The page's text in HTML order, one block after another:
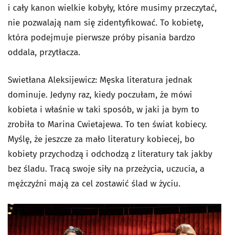
i cały kanon wielkie kobyły, które musimy przeczytać,
nie pozwalają nam się zidentyfikować. To kobietę,
która podejmuje pierwsze próby pisania bardzo
oddala, przytłacza.
Swietłana Aleksijewicz: Męska literatura jednak
dominuje. Jedyny raz, kiedy poczułam, że mówi
kobieta i właśnie w taki sposób, w jaki ja bym to
zrobiła to Marina Cwietajewa. To ten świat kobiecy.
Myślę, że jeszcze za mało literatury kobiecej, bo
kobiety przychodzą i odchodzą z literatury tak jakby
bez śladu. Tracą swoje siły na przeżycia, uczucia, a
mężczyźni mają za cel zostawić ślad w życiu.